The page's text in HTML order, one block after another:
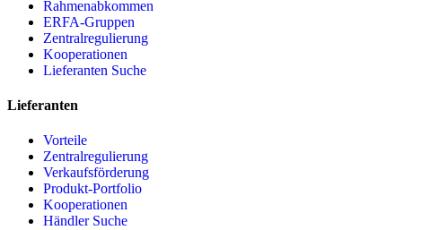
Rahmenabkommen
ERFA-Gruppen
Zentralregulierung
Kooperationen
Lieferanten Suche
Lieferanten
Vorteile
Zentralregulierung
Verkaufsförderung
Produkt-Portfolio
Kooperationen
Händler Suche